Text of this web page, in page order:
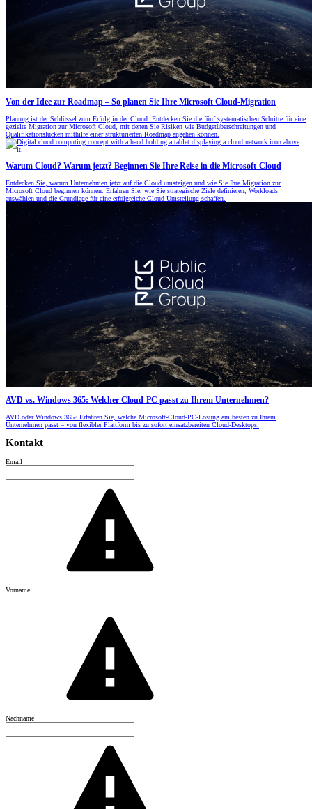
Von der Idee zur Roadmap – So planen Sie Ihre Microsoft Cloud-Migration
Planung ist der Schlüssel zum Erfolg in der Cloud. Entdecken Sie die fünf systematischen Schritte für eine
gezielte Migration zur Microsoft Cloud, mit denen Sie Risiken wie Budgetüberschreitungen und
Qualifikationslücken mithilfe einer strukturierten Roadmap angehen können.
Warum Cloud? Warum jetzt? Beginnen Sie Ihre Reise in die Microsoft-Cloud
Entdecken Sie, warum Unternehmen jetzt auf die Cloud umsteigen und wie Sie Ihre Migration zur
Microsoft Cloud beginnen können. Erfahren Sie, wie Sie strategische Ziele definieren, Workloads
auswählen und die Grundlage für eine erfolgreiche Cloud-Umstellung schaffen.
AVD vs. Windows 365: Welcher Cloud-PC passt zu Ihrem Unternehmen?
AVD oder Windows 365? Erfahren Sie, welche Microsoft-Cloud-PC-Lösung am besten zu Ihrem
Unternehmen passt – von flexibler Plattform bis zu sofort einsatzbereiten Cloud-Desktops.
Kontakt
Email
Vorname
Nachname